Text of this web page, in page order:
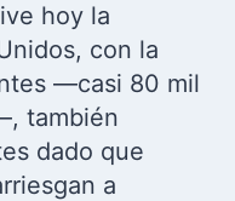
hoy la
con la
—casi 80 mil
también
dado que
a